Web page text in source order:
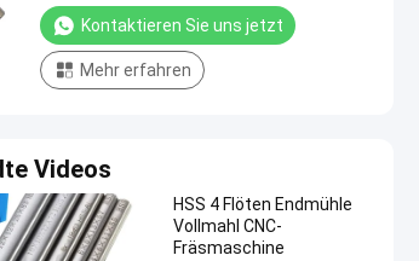
Kontaktieren Sie uns jetzt
Mehr erfahren
Videos
HSS 4 Flöten Endmühle
Vollmahl CNC-
Fräsmaschine